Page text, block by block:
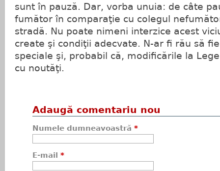
sunt în pauză. Dar, vorba unuia: de câte
fumător în comparaţie cu colegul
stradă. Nu poate nimeni interzice acest
create şi condiţii adecvate. N-ar fi rău să
speciale şi, probabil că, modificările la
cu noutăţi.
Adaugă comentariu nou
Numele dumneavoastră *
E-mail *